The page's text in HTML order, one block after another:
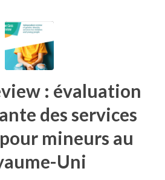
: évaluation
des services
mineurs au
Uni